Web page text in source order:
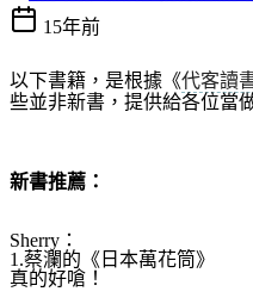
15年前
以下書籍，是根據《代客讀
些並非新書，提供給各位當
新書推薦：
Sherry：
1.蔡瀾的《日本萬花筒》
真的好嗆！